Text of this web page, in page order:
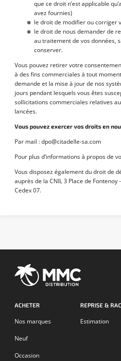
que ce droit n’est applicable
avez fournies)
le droit de modifier ou corriger
le droit de nous demander de
au traitement de vos données,
conserver.
Vous pouvez retirer votre
à des fins commerciales à tout
demande et la mise à jour de nos
jours pendant lesquels vous êtes
sollicitations commerciales relatives
lancées.
Vous pouvez exercer vos droits en
Par mail : dpo@citadelle-sa.com
Pour plus d’informations à propos de
Vous disposez également du droit de
auprès de la CNIL 3 Place de Fontenoy
Cedex 07.
ACHETER
Nos marques
Neuf
Occasion
REPRISE &
Estimation